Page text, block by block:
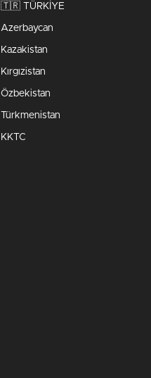
🇹🇷 TÜRKİYE
Azerbaycan
Kazakistan
Kırgızistan
Özbekistan
Türkmenistan
KKTC